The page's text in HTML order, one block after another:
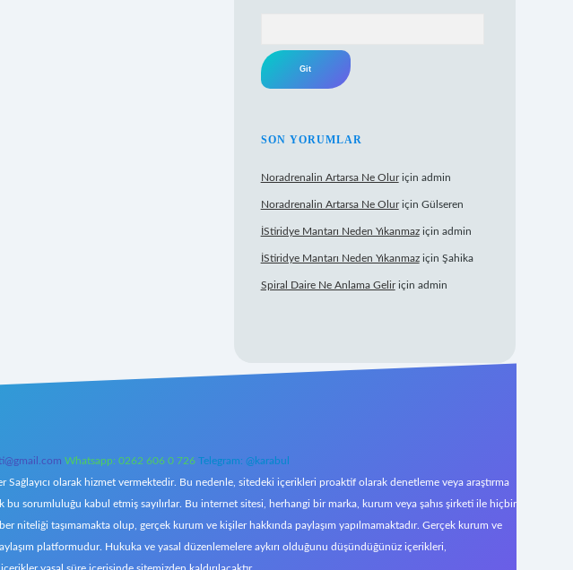
SON YORUMLAR
Noradrenalin Artarsa Ne Oluriçin admin
Noradrenalin Artarsa Ne Oluriçin Gülseren
İStiridye Mantarı Neden Yıkanmaziçin admin
İStiridye Mantarı Neden Yıkanmaziçin Şahika
Spiral Daire Ne Anlama Geliriçin admin
Whatsapp: 0262 606 0 726 Telegram: @karabul
olarak hizmet vermektedir. Bu nedenle, sitedeki içerikleri proaktif olarak denetleme veya araştırma
sorumluluğu kabul etmiş sayılırlar. Bu internet sitesi, herhangi bir marka, kurum veya şahıs şirketi ile hiçbir
niteliği taşımamakta olup, gerçek kurum ve kişiler hakkında paylaşım yapılmamaktadır. Gerçek kurum ve
platformudur. Hukuka ve yasal düzenlemelere aykırı olduğunu düşündüğünüz içerikleri,